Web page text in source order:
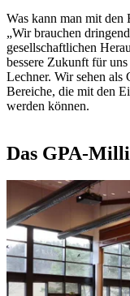
Was kann man mit den
„Wir brauchen
gesellschaftlichen
bessere Zukunft für
Lechner. Wir sehen als
Bereiche, die mit den
werden können.
Das GPA-